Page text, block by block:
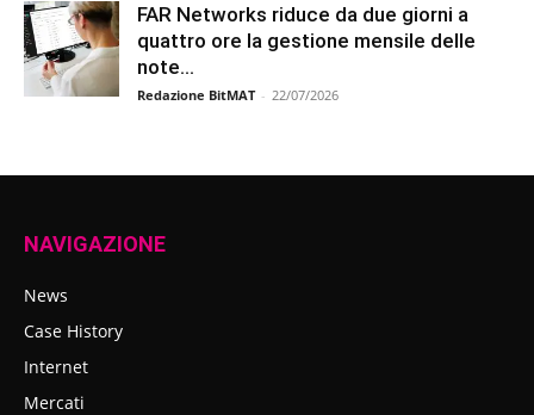
FAR Networks riduce da due giorni a
quattro ore la gestione mensile delle
note...
Redazione BitMAT - 22/07/2026
NAVIGAZIONE
News
Case History
Internet
Mercati